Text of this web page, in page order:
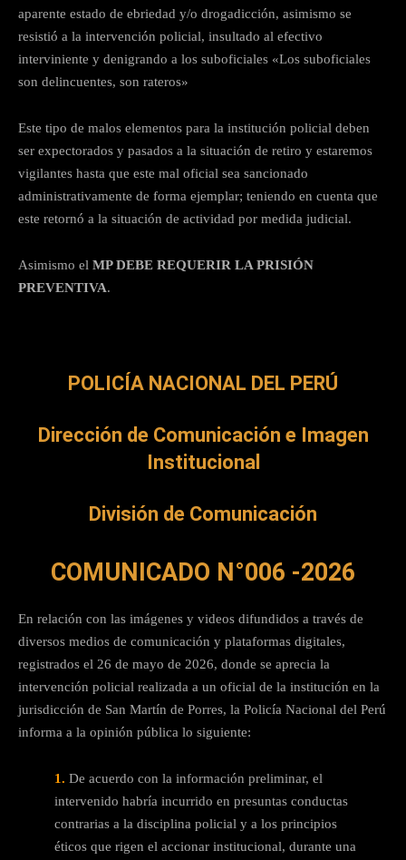
aparente estado de ebriedad y/o drogadicción, asimismo se
resistió a la intervención policial, insultado al efectivo
interviniente y denigrando a los suboficiales «Los suboficiales
son delincuentes, son rateros»
Este tipo de malos elementos para la institución policial deben
ser expectorados y pasados a la situación de retiro y estaremos
vigilantes hasta que este mal oficial sea sancionado
administrativamente de forma ejemplar; teniendo en cuenta que
este retornó a la situación de actividad por medida judicial.
Asimismo el MP DEBE REQUERIR LA PRISIÓN
PREVENTIVA.
POLICÍA NACIONAL DEL PERÚ
Dirección de Comunicación e Imagen
Institucional
División de Comunicación
COMUNICADO N°006 -2026
En relación con las imágenes y videos difundidos a través de
diversos medios de comunicación y plataformas digitales,
registrados el 26 de mayo de 2026, donde se aprecia la
intervención policial realizada a un oficial de la institución en la
jurisdicción de San Martín de Porres, la Policía Nacional del Perú
informa a la opinión pública lo siguiente:
1. De acuerdo con la información preliminar, el
intervenido habría incurrido en presuntas conductas
contrarias a la disciplina policial y a los principios
éticos que rigen el accionar institucional, durante una